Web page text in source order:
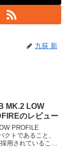
九荻 新
MK.2 LOW
のレビュー
PROFILE
トであること、
用されていること